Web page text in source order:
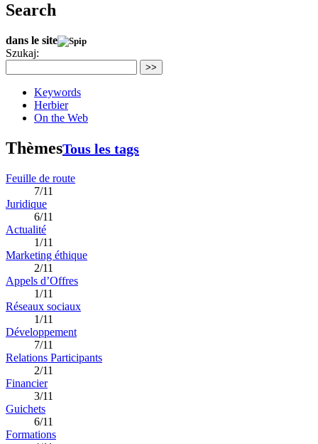
Search
dans le site
Szukaj:
>>
Keywords
Herbier
On the Web
ThèmesTous les tags
Feuille de route
7/11
Juridique
6/11
Actualité
1/11
Marketing éthique
2/11
Appels d’Offres
1/11
Réseaux sociaux
1/11
Développement
7/11
Relations Participants
2/11
Financier
3/11
Guichets
6/11
Formations